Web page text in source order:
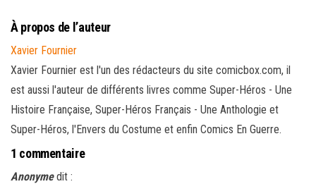
À propos de l’auteur
Xavier Fournier
Xavier Fournier est l'un des rédacteurs du site comicbox.com, il
est aussi l'auteur de différents livres comme Super-Héros - Une
Histoire Française, Super-Héros Français - Une Anthologie et
Super-Héros, l'Envers du Costume et enfin Comics En Guerre.
1 commentaire
Anonyme dit :